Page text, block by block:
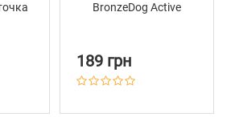
BronzeDog Active
Салатовая
189 грн